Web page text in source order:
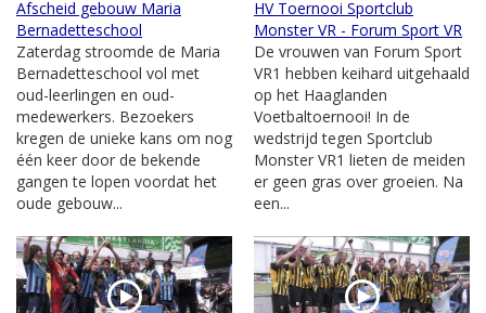
Afscheid gebouw Maria
Bernadetteschool
Zaterdag stroomde de Maria
Bernadetteschool vol met
oud-leerlingen en oud-
medewerkers. Bezoekers
kregen de unieke kans om nog
één keer door de bekende
gangen te lopen voordat het
oude gebouw...
HV Toernooi Sportclub
Monster VR - Forum Sport VR
De vrouwen van Forum Sport
VR1 hebben keihard uitgehaald
op het Haaglanden
Voetbaltoernooi! In de
wedstrijd tegen Sportclub
Monster VR1 lieten de meiden
er geen gras over groeien. Na
een...